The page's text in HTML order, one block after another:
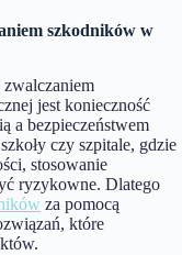
szkodników w
jest konieczność
a bezpieczeństwem
czy szpitale, gdzie
stosowanie
ryzykowne. Dlatego
za pomocą
które